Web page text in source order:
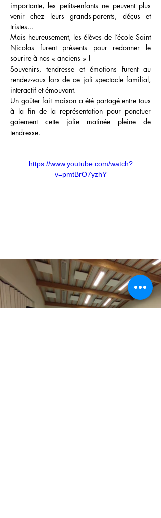
importante, les petits-enfants ne peuvent plus
venir chez leurs grands-parents, déçus et
tristes...
Mais heureusement, les élèves de l’école Saint
Nicolas furent présents pour redonner le
sourire à nos « anciens » !
Souvenirs, tendresse et émotions furent au
rendez-vous lors de ce joli spectacle familial,
interactif et émouvant.
Un goûter fait maison a été partagé entre tous
à la fin de la représentation pour ponctuer
gaiement cette jolie matinée pleine de
tendresse.
https://www.youtube.com/watch?
v=pmtBrO7yzhY